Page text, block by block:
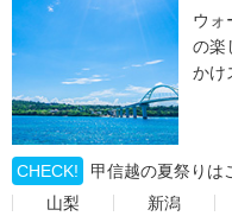
ウォ
の楽
かけ
CHECK!
甲信越の夏祭りは
山梨
新潟